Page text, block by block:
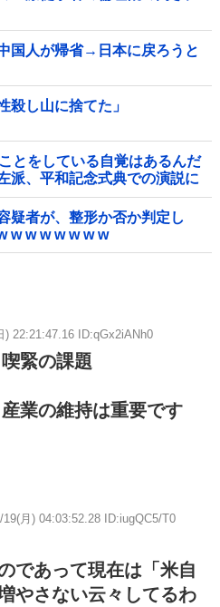
国人が帰省→日本に戻ろうと
殺し山に捨てた」
とをしている自覚はあるんだ
派、平和記念式典での演説に
疑者が、整形か否か判定し
w w w w w w w
) 22:21:47.16 ID:qGx2iANh0
緊の課題
業の維持は重要です
19(月) 04:03:52.28 ID:iugQC5/T0
であって現在は「米自
やさない云々してるわ